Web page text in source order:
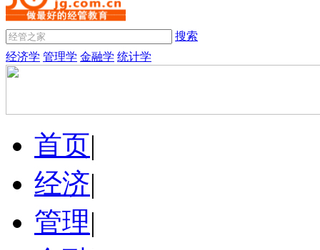
搜索
经济学 管理学 金融学 统计学
首页|
经济|
管理|